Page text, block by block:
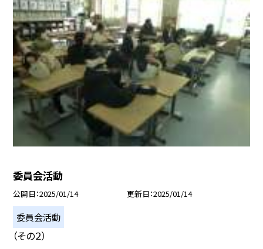
委員会活動
公開日 2025/01/14 更新日 2025/01/14
委員会活動
（その２）